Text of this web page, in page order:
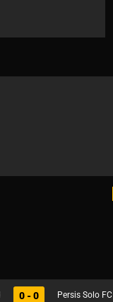
0 - 0 Persis Solo FC